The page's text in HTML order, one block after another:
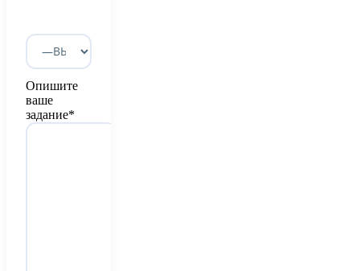
Опишите
ваше
задание*